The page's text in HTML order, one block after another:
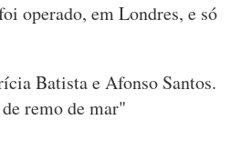
operado, em Londres, e só
Batista e Afonso Santos.
remo de mar"